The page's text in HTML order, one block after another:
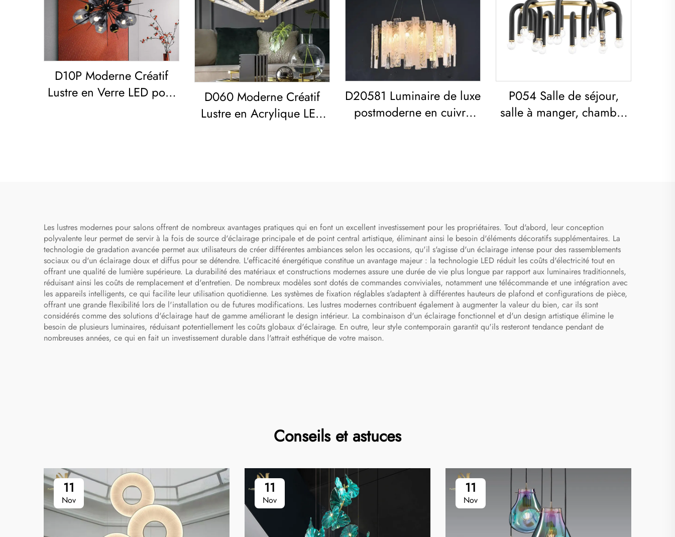
D10P Moderne Créatif
Lustre en Verre LED pour
D060 Moderne Créatif
Lustre en Acrylique LED
D20581 Luminaire de luxe
postmoderne en cuivre
P054 Salle de séjour,
salle à manger, chambre
Les lustres modernes pour salons offrent de nombreux avantages pratiques qui en font un excellent investissement pour les propriétaires. Tout d'abord, leur conception
polyvalente leur permet de servir à la fois de source d'éclairage principale et de point central artistique, éliminant ainsi le besoin d'éléments décoratifs supplémentaires. La
technologie de gradation avancée permet aux utilisateurs de créer différentes ambiances selon les occasions, qu'il s'agisse d'un éclairage intense pour des rassemblements
sociaux ou d'un éclairage doux et diffus pour se détendre. L'efficacité énergétique constitue un avantage majeur : la technologie LED réduit les coûts d'électricité tout en
offrant une qualité de lumière supérieure. La durabilité des matériaux et constructions modernes assure une durée de vie plus longue par rapport aux luminaires traditionnels,
réduisant ainsi les coûts de remplacement et d'entretien. De nombreux modèles sont dotés de commandes conviviales, notamment une télécommande et une intégration avec
les appareils intelligents, ce qui facilite leur utilisation quotidienne. Les systèmes de fixation réglables s'adaptent à différentes hauteurs de plafond et configurations de pièce,
offrant une grande flexibilité lors de l'installation ou de futures modifications. Les lustres modernes contribuent également à augmenter la valeur du bien, car ils sont
considérés comme des solutions d'éclairage haut de gamme améliorant le design intérieur. La combinaison d'un éclairage fonctionnel et d'un design artistique élimine le
besoin de plusieurs luminaires, réduisant potentiellement les coûts globaux d'éclairage. En outre, leur style contemporain garantit qu'ils resteront tendance pendant de
nombreuses années, ce qui en fait un investissement durable dans l'attrait esthétique de votre maison.
Conseils et astuces
11
Nov
11
Nov
11
Nov